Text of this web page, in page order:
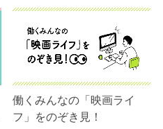
働くみんなの「映画ライ
フ」をのぞき見！